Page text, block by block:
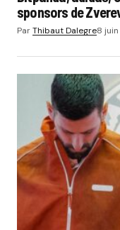
sponsors de
ParThibaut Dalegre8